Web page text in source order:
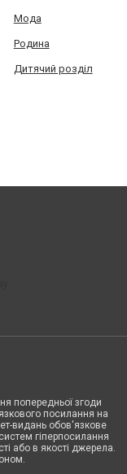
Мода
Родина
Дитячий розділ
попередньої згоди
посилання на
видань обов'язкове
гіперпосилання
або в якості джерела.